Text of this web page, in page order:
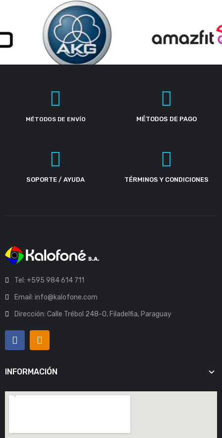
MÉTODOS DE ENVÍO MÉTODOS DE PAGO
SOPORTE / AYUDA TÉRMINOS Y CONDICIONES
Tel: +595 984 614 711
Email: info@kalofone.com
Dirección: Calle Trébol 248-O, Filadelfia, Paraguay
INFORMACIÓN